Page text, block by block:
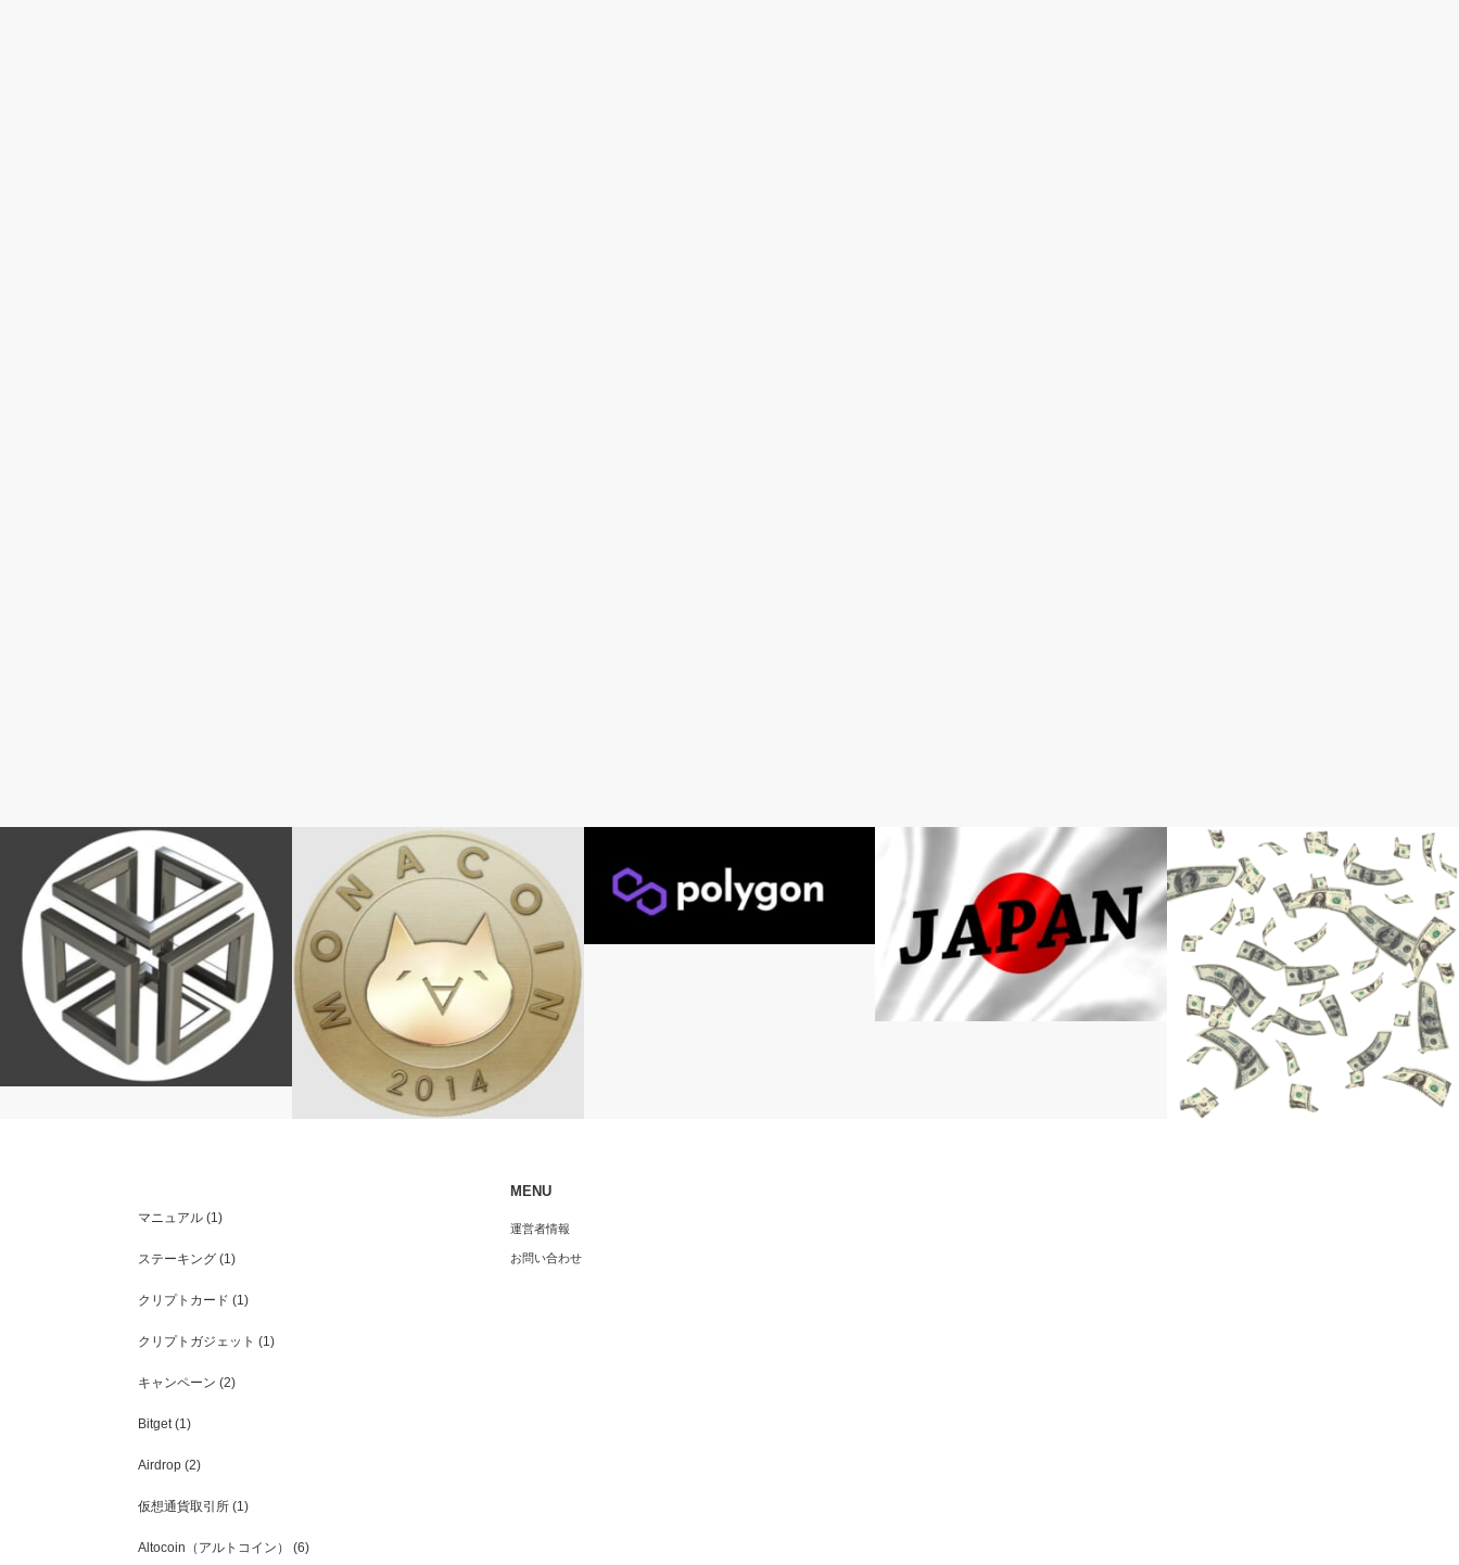
【仮想通貨】国産・モナコインを徹底解
マニュアル(1)
ステーキング(1)
クリプトカード (1)
クリプトガジェット (1)
キャンペーン (2)
Bitget(1)
Airdrop(2)
仮想通貨取引所(1)
Altocoin（アルトコイン） (6)
MENU
運営者情報
お問い合わせ